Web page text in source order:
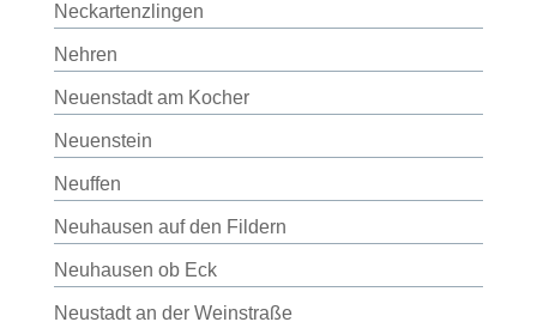
Neckartenzlingen
Nehren
Neuenstadt am Kocher
Neuenstein
Neuffen
Neuhausen auf den Fildern
Neuhausen ob Eck
Neustadt an der Weinstraße